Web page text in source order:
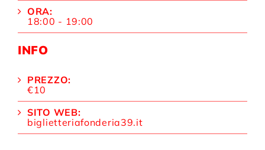
ORA:
18:00 - 19:00
INFO
PREZZO:
€10
SITO WEB:
biglietteriafonderia39.it